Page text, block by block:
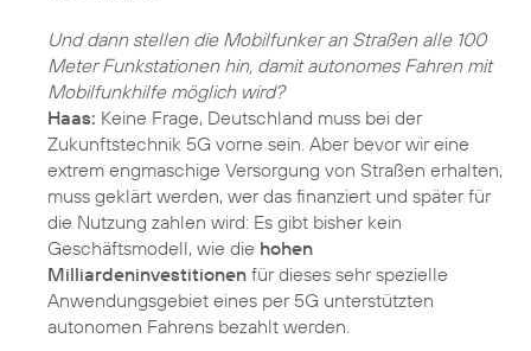
Und dann stellen die Mobilfunker an Straßen alle 100
Meter Funkstationen hin, damit autonomes Fahren mit
Mobilfunkhilfe möglich wird?
Haas: Keine Frage, Deutschland muss bei der
Zukunftstechnik 5G vorne sein. Aber bevor wir eine
extrem engmaschige Versorgung von Straßen erhalten,
muss geklärt werden, wer das finanziert und später für
die Nutzung zahlen wird: Es gibt bisher kein
Geschäftsmodell, wie die hohen
Milliardeninvestitionen für dieses sehr spezielle
Anwendungsgebiet eines per 5G unterstützten
autonomen Fahrens bezahlt werden.